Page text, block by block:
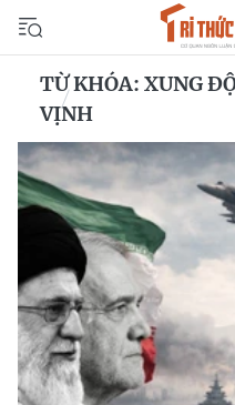
TỪ KHÓA: XUNG
VỊNH